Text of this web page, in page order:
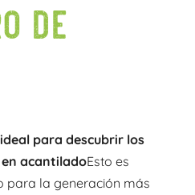
DE
ideal para descubrir los
acantiladoEsto es
para la generación más